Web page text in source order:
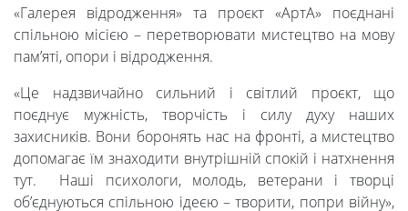
ректора
Освітня
діяльність
Абітурієнтам
«Галерея відродження» та проєкт «АртА» поєднані
спільною місією – перетворювати мистецтво на мову
пам’яті, опори і відродження.
«Це надзвичайно сильний і світлий проєкт, що
поєднує мужність, творчість і силу духу наших
захисників. Вони боронять нас на фронті, а мистецтво
допомагає їм знаходити внутрішній спокій і натхнення
тут. Наші психологи, молодь, ветерани і творці
об’єднуються спільною ідеєю – творити, попри війну»,